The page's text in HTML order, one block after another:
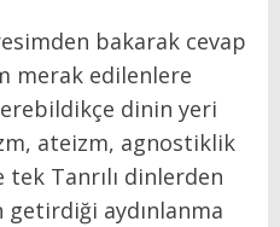
bakarak cevap
merak edilenlere
dinin yeri
ateizm, agnostiklik
tek Tanrılı dinlerden
getirdiği aydınlanma